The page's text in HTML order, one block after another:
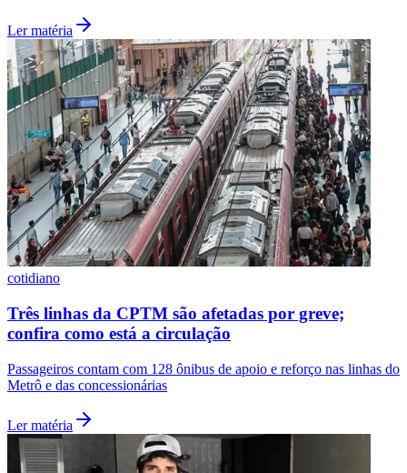
Vasco
Ler matéria
cotidiano
Três linhas da CPTM são afetadas por greve;
confira como está a circulação
Passageiros contam com 128 ônibus de apoio e reforço nas linhas do
Metrô e das concessionárias
Ler matéria